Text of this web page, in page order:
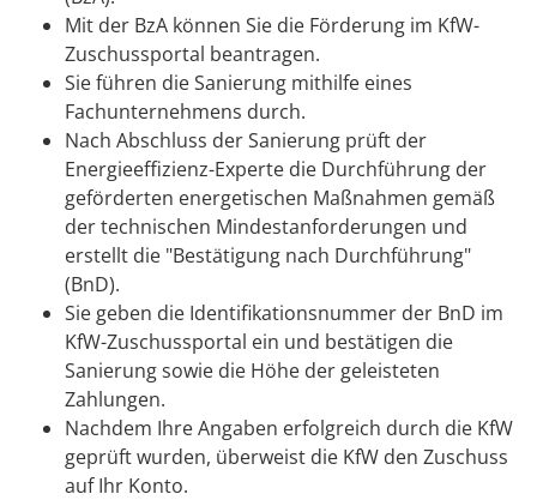
Mit der BzA können Sie die Förderung im KfW-
Zuschussportal beantragen.
Sie führen die Sanierung mithilfe eines
Fachunternehmens durch.
Nach Abschluss der Sanierung prüft der
Energieeffizienz-Experte die Durchführung der
geförderten energetischen Maßnahmen gemäß
der technischen Mindestanforderungen und
erstellt die "Bestätigung nach Durchführung"
(BnD).
Sie geben die Identifikationsnummer der BnD im
KfW-Zuschussportal ein und bestätigen die
Sanierung sowie die Höhe der geleisteten
Zahlungen.
Nachdem Ihre Angaben erfolgreich durch die KfW
geprüft wurden, überweist die KfW den Zuschuss
auf Ihr Konto.